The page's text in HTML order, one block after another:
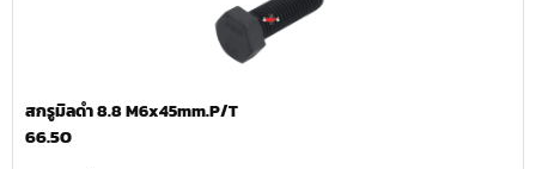
สกรูมิลดำ 8.8 M6x45mm.P/T
66.50